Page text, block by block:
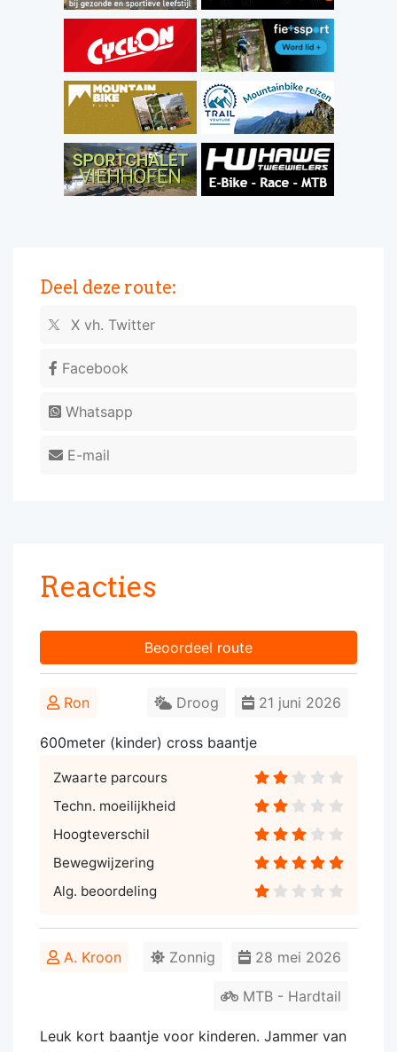
Deel deze route:
X vh. Twitter
Facebook
Whatsapp
E-mail
Reacties
Beoordeel route
Ron 21 juni 2026
Droog
600meter (kinder) cross baantje
Zwaarte parcours
Techn. moeilijkheid
Hoogteverschil
Bewegwijzering
Alg. beoordeling
A. Kroon 28 mei 2026
Zonnig
MTB - Hardtail
Leuk kort baantje voor kinderen. Jammer van